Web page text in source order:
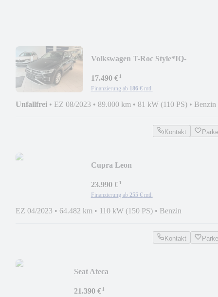
Volkswagen T-Roc Style*IQ-
17.490 €¹
Finanzierung ab 186 € mtl.
Unfallfrei • EZ 08/2023 • 89.000 km • 81 kW (110 PS) • Benzin
Kontakt
Cupra Leon
23.990 €¹
Finanzierung ab 255 € mtl.
EZ 04/2023 • 64.482 km • 110 kW (150 PS) • Benzin
Kontakt
Seat Ateca
21.390 €¹